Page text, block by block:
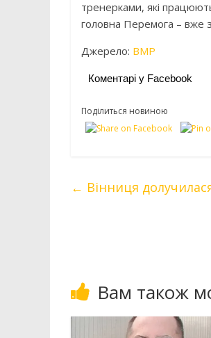
тренерками, які
головна Перемога – вже
Джерело: ВМР
Коментарі у Facebook
Поділиться новиною
← Вінниця
Вам також